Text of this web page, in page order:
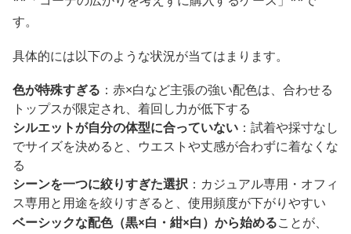
す。
具体的には以下のような状況が当てはまります。
色が特殊すぎる ：赤×白など主張の強い配色は、合わせる
トップスが限定され、着回し力が低下する
シルエットが自分の体型に合っていない ：試着や採寸なし
でサイズを決めると、ウエストや丈感が合わずに着なくな
る
シーンを一つに絞りすぎた選択 ：カジュアル専用・オフィ
ス専用と用途を絞りすぎると、使用頻度が下がりやすい
ベーシックな配色（黒×白・紺×白）から始めることが、